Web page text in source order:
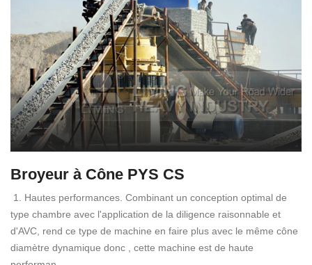
Broyeur à Cône PYS CS
1. Hautes performances. Combinant un conception optimal de
type chambre avec l'application de la diligence raisonnable et
d'AVC, rend ce type de machine en faire plus avec le même cône
diamètre dynamique donc , cette machine est de haute